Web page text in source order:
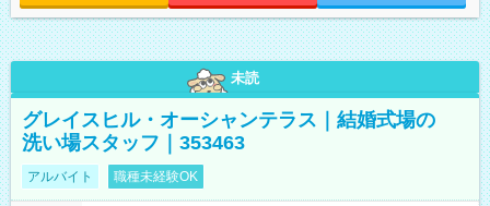
未読
グレイスヒル・オーシャンテラス｜結婚式場の
洗い場スタッフ｜353463
アルバイト 職種未経験OK